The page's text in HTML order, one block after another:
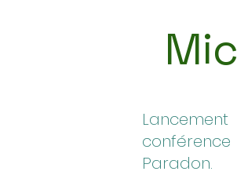
Paradon.